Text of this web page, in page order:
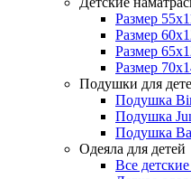
Размер
Размер
Размер
Размер
Подушки для
Подушка
Подушка
Подушка
Одеяла для детей
Все детские